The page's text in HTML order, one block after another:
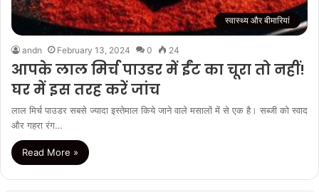
स्वास्थ्य और बीमारियां
andn February 13, 2024 0 24
आपके लाल मिर्च पाउडर में ईंट का चूरा तो नहीं!
घर में इस तरह करें जांच
लाल मिर्च पाउडर सबसे ज्यादा इस्तेमाल किये जाने वाले मसालों में से एक है। सब्जी को स्वाद
और गहरा रंग…
Read More »